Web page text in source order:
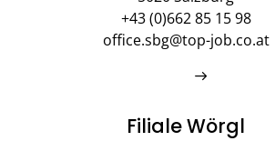
+43 (0)662 85 15 98
office.sbg@top-job.co.at
Filiale Wörgl